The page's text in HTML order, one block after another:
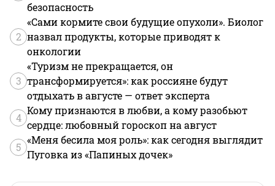
безопасность
2
«Сами кормите свои будущие опухоли». Биолог
назвал продукты, которые приводят к
онкологии
3
«Туризм не прекращается, он
трансформируется»: как россияне будут
отдыхать в августе — ответ эксперта
4
Кому признаются в любви, а кому разобьют
сердце: любовный гороскоп на август
5
«Меня бесила моя роль»: как сегодня выглядит
Пуговка из «Папиных дочек»